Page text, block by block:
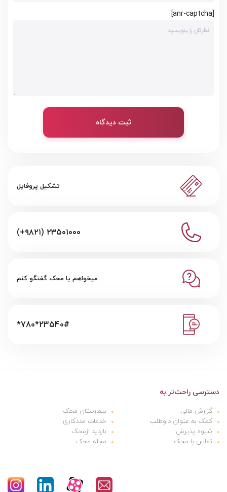
[anr-captcha]
ثبت دیدگاه
تشکیل پروفایل
(+۹۸۲۱) ۲۳۵۰۱۰۰۰
میخواهم با محک گفتگو کنم
*780*23540#
دسترسی راحت‌تر به
گزارش مالی
بیمارستان محک
کمک به عنوان داوطلب
خدمات مددکاری
شیوه پذیرش
بازدید ازمحک
تماس با محک
مجله محک